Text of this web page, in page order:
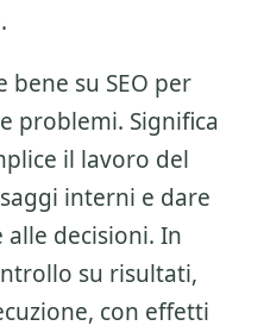
bene su SEO per
problemi. Significa
il lavoro del
interni e dare
decisioni. In
su risultati,
con effetti